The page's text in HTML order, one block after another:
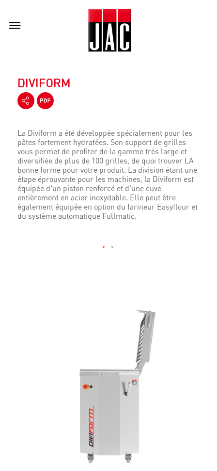
DIVIFORM
La Diviform a été développée spécialement pour les
pâtes fortement hydratées. Son support de grilles
vous permet de profiter de la gamme très large et
diversifiée de plus de 100 grilles, de quoi trouver LA
bonne forme pour votre produit. La division étant une
étape éprouvante pour les machines, la Diviform est
équipée d'un piston renforcé et d'une cuve
entièrement en acier inoxydable. Elle peut être
également équipée en option du farineur Easyflour et
du système automatique Fullmatic.